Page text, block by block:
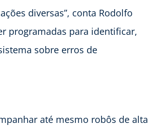
diversas”, conta Rodolfo
programadas para identificar,
sobre erros de
até mesmo robôs de alta